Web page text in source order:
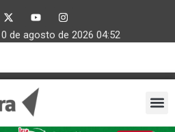
de agosto de 2026 04:52